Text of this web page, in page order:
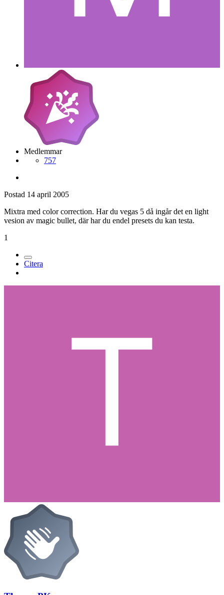
Medlemmar
757
Postad 14 april 2005
Mixtra med color correction. Har du vegas 5 då ingår det en light
vesion av magic bullet, där har du endel presets du kan testa.
1
Citera